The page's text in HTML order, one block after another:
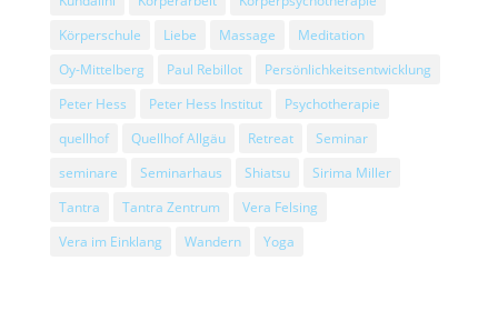
Körperschule
Liebe Massage
Meditation
Oy-Mittelberg
Paul Rebillot
Persönlichkeitsentwicklung
Peter Hess
Peter Hess Institut
Psychotherapie
quellhof
Quellhof Allgäu Retreat
Seminar
seminare
Seminarhaus Shiatsu
Sirima Miller
Tantra
Tantra Zentrum
Vera Felsing
Vera im Einklang
Wandern Yoga